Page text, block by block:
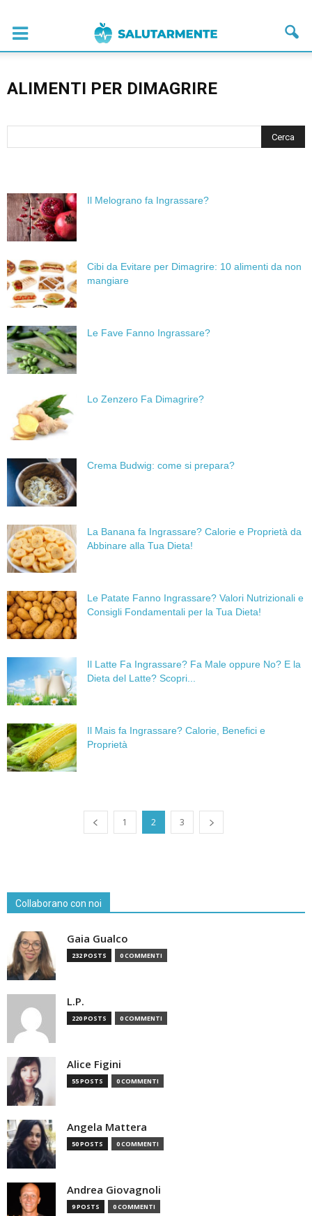
ALIMENTI PER DIMAGRIRE
Il Melograno fa Ingrassare?
Cibi da Evitare per Dimagrire: 10 alimenti da non
mangiare
Le Fave Fanno Ingrassare?
Lo Zenzero Fa Dimagrire?
Crema Budwig: come si prepara?
La Banana fa Ingrassare? Calorie e Proprietà da
Abbinare alla Tua Dieta!
Le Patate Fanno Ingrassare? Valori Nutrizionali e
Consigli Fondamentali per la Tua Dieta!
Il Latte Fa Ingrassare? Fa Male oppure No? E la
Dieta del Latte? Scopri...
Il Mais fa Ingrassare? Calorie, Benefici e
Proprietà
1 2 3
Collaborano con noi
Gaia Gualco
232 POSTS 0 COMMENTI
L.P.
220 POSTS 0 COMMENTI
Alice Figini
55 POSTS 0 COMMENTI
Angela Mattera
50 POSTS 0 COMMENTI
Andrea Giovagnoli
9 POSTS 0 COMMENTI